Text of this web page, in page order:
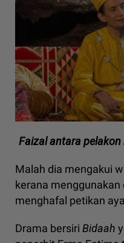
Faizal antara
Malah dia mengakui
kerana menggunakan
menghafal petikan
Drama bersiri Bidaah